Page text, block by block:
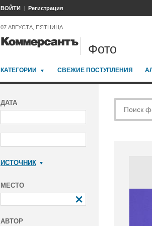
ВОЙТИ Регистрация
07 АВГУСТА, ПЯТНИЦА
Фото
КАТЕГОРИИ СВЕЖИЕ ПОСТУПЛЕНИЯ
ДАТА
ИСТОЧНИК
МЕСТО
АВТОР